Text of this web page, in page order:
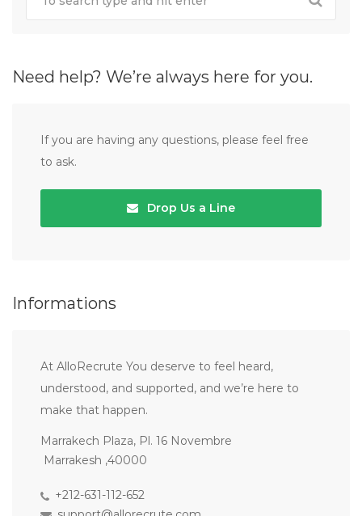
Need help? We’re always here for you.
If you are having any questions, please feel free
to ask.
Drop Us a Line
Informations
At AlloRecrute You deserve to feel heard,
understood, and supported, and we’re here to
make that happen.
Marrakech Plaza, Pl. 16 Novembre
Marrakesh ,40000
+212-631-112-652